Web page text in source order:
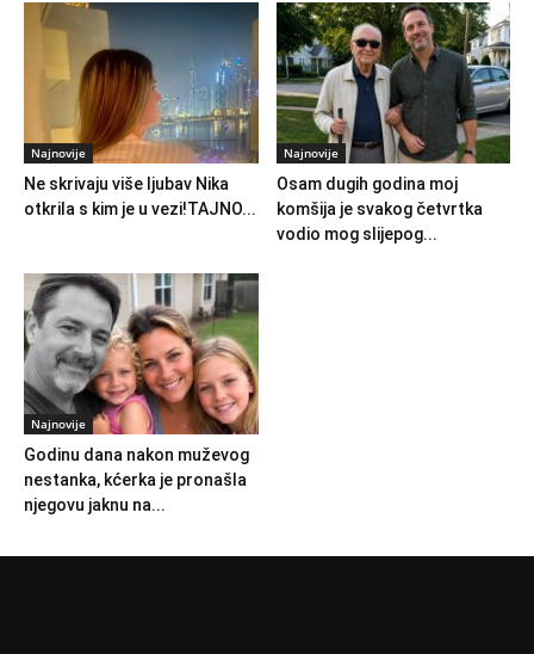
Najnovije
Ne skrivaju više ljubav Nika
otkrila s kim je u vezi!TAJNO...
Najnovije
Osam dugih godina moj
komšija je svakog četvrtka
vodio mog slijepog...
Najnovije
Godinu dana nakon muževog
nestanka, kćerka je pronašla
njegovu jaknu na...